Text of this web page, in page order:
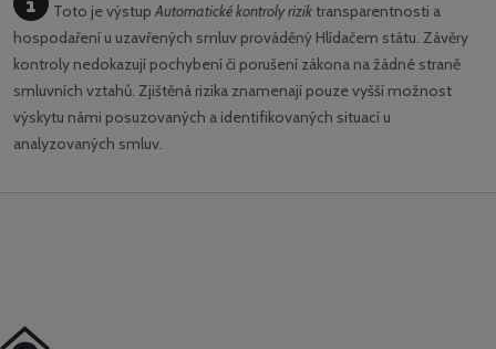
Toto je výstup Automatické kontroly riziktransparentnosti a
hospodaření u uzavřených smluv prováděný Hlídačem státu. Závěry
kontroly nedokazují pochybení či porušení zákona na žádné straně
smluvních vztahů. Zjištěná rizika znamenají pouze vyšší možnost
výskytu námi posuzovaných a identifikovaných situací u
analyzovaných smluv.